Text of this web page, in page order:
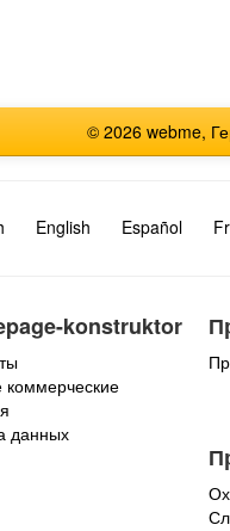
© 2026 webme,
English Español
konstruktor
данных